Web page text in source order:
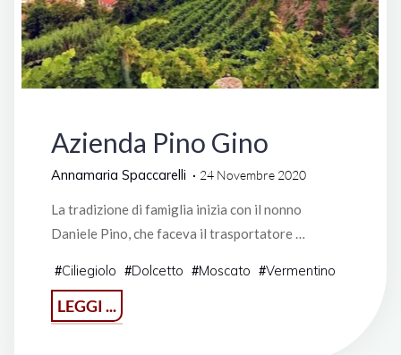
Azienda Pino Gino
Annamaria Spaccarelli 24 Novembre 2020
La tradizione di famiglia inizia con il nonno
Daniele Pino, che faceva il trasportatore …
#Ciliegiolo #Dolcetto #Moscato #Vermentino
LEGGI ...
Pino